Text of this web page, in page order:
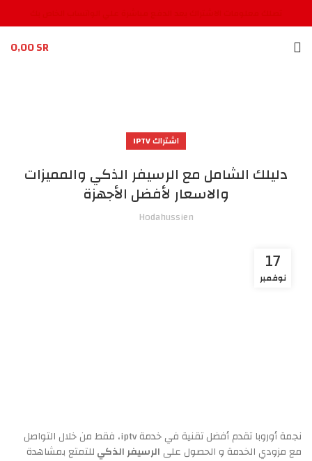
0,00SR
اشتراك IPTV
دليلك الشامل مع الرسيفر الذكي والمميزات
والاسعار لأفضل الأجهزة
Hodahussien
17
نوفمبر
نجمة أوروبا تقدم أفضل تقنية في خدمة iptv، فقط من خلال التواصل
مع مزودي الخدمة و الحصول على الرسيفر الذكيللتمتع بمشاهدة